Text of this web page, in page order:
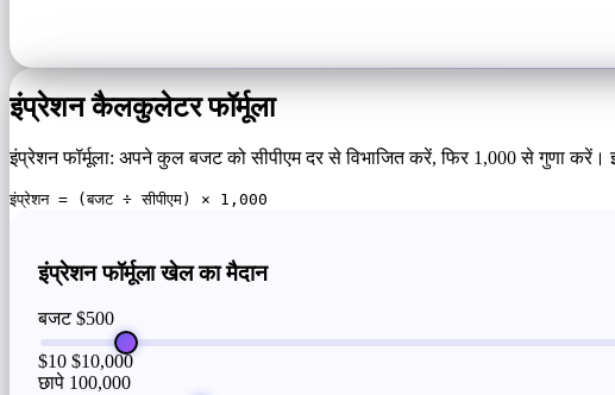
इंप्रेशन कैलकुलेटर फॉर्मूला
इंप्रेशन फॉर्मूला: अपने कुल बजट को सीपीएम दर से विभाजित करें, फिर 1,000 से गुणा करें।
इंप्रेशन = (बजट ÷ सीपीएम) × 1,000
इंप्रेशन फॉर्मूला खेल का मैदान
बजट $500
$10 $10,000
छापे 100,000